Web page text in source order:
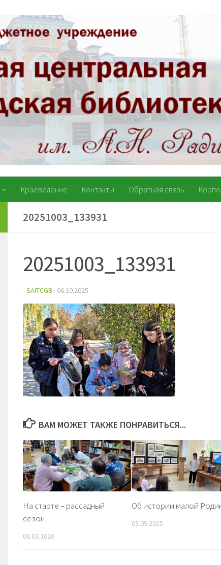
Краеведение Контакты Обратная связь
20251003_133931
20251003_133931
-SAITCGB · 06.10.2025
ВАМ МОЖЕТ ТАКЖЕ ПОНРАВИТЬСЯ...
На старте – рассадный
сезон
06.03.2026
Об истории малой
03.09.2025